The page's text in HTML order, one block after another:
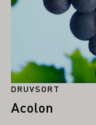
DRUVSORT
Acolon